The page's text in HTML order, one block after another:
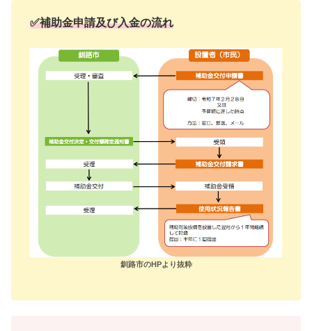
✅補助金申請及び入金の流れ
釧路市のHPより抜粋